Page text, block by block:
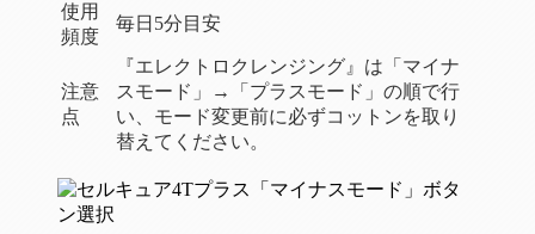
使用
頻度
毎日5分目安
注意
点
『エレクトロクレンジング』は「マイナ
スモード」→「プラスモード」の順で行
い、モード変更前に必ずコットンを取り
替えてください。